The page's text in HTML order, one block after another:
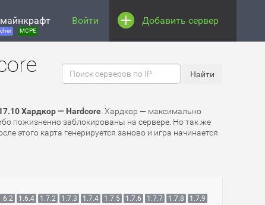
MCPE
Войти Добавить сервер
Хардкор — Hardcore . Хардкор — максимально
пожизненно заблокированы на сервере. Но так же
этого карта генерируется заново и игра начинается
1.6.4 1.7.2 1.7.3 1.7.4 1.7.5 1.7.6 1.7.7 1.7.8
1.7.9